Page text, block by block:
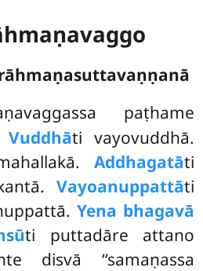
paṭhame
Vuddhāti vayovuddhā.
Addhagatāti
Vayoanuppattāti
Yena bhagavā
ti puttadāre attano
disvā ‘‘samaṇassa